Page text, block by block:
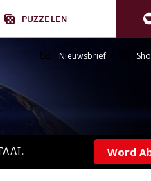
PUZZELEN
Nieuwsbrief
Word